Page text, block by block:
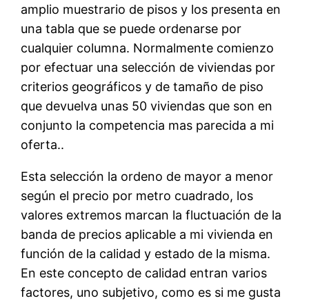
amplio muestrario de pisos y los presenta en
una tabla que se puede ordenarse por
cualquier columna. Normalmente comienzo
por efectuar una selección de viviendas por
criterios geográficos y de tamaño de piso
que devuelva unas 50 viviendas que son en
conjunto la competencia mas parecida a mi
oferta..
Esta selección la ordeno de mayor a menor
según el precio por metro cuadrado, los
valores extremos marcan la fluctuación de la
banda de precios aplicable a mi vivienda en
función de la calidad y estado de la misma.
En este concepto de calidad entran varios
factores, uno subjetivo, como es si me gusta